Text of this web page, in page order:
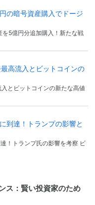
の暗号資産購入でドージ
5億円分追加購入！新たな戦
最高流入とビットコインの
とビットコインの新たな高値
到達！トランプの影響と
！トランプ氏の影響を考察 ビ
ス：賢い投資家のため